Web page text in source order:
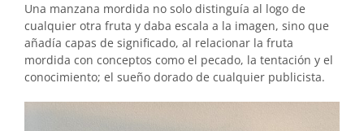
Una manzana mordida no solo distinguía al logo de
cualquier otra fruta y daba escala a la imagen, sino que
añadía capas de significado, al relacionar la fruta
mordida con conceptos como el pecado, la tentación y el
conocimiento; el sueño dorado de cualquier publicista.